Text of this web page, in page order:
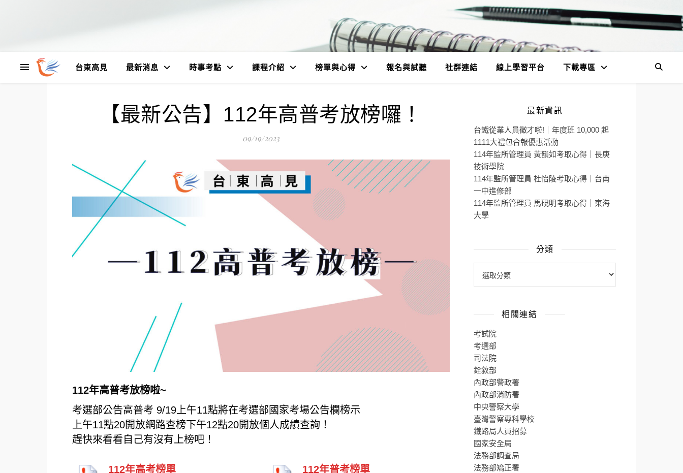
台東高見 最新消息 時事考點 課程介紹 榜單與心得 報名與試聽 社群連結 線上學習平台 下載專區
【最新公告】112年高普考放榜囉！
09/19/2023
112年高普考放榜啦~
考選部公告高普考 9/19上午11點將在考選部國家考場公告欄榜示
上午11點20開放網路查榜下午12點20開放個人成績查詢！
趕快來看看自己有沒有上榜吧！
112年高考榜單
112年普考榜單
最新資訊
台鐵從業人員徵才啦!｜年度班 10,000 起
1111大禮包合報優惠活動
114年監所管理員 黃韻如考取心得｜長庚
技術學院
114年監所管理員 杜怡陵考取心得｜台南
一中進修部
114年監所管理員 馬硯明考取心得｜東海
大學
分類
相關連結
考試院
考選部
司法院
銓敘部
內政部警政署
內政部消防署
中央警察大學
臺灣警察專科學校
鐵路局人員招募
國家安全局
法務部調查局
法務部矯正署